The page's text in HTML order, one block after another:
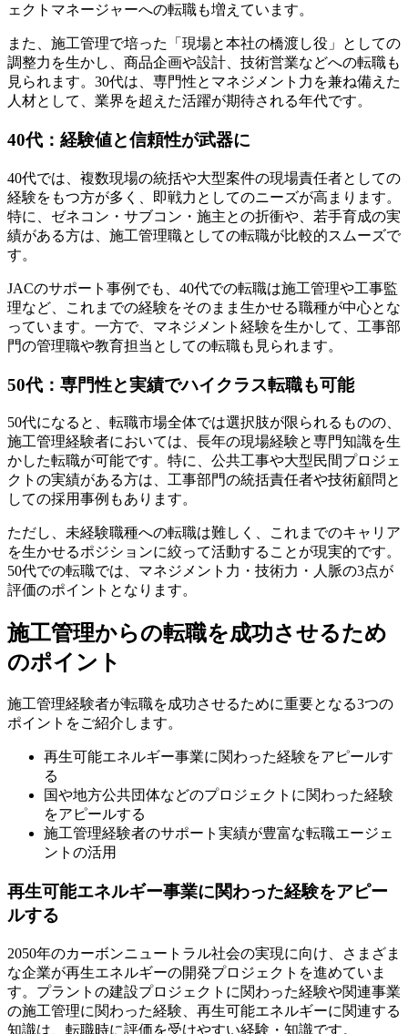
ェクトマネージャーへの転職も増えています。
また、施工管理で培った「現場と本社の橋渡し役」としての
調整力を生かし、商品企画や設計、技術営業などへの転職も
見られます。30代は、専門性とマネジメント力を兼ね備えた
人材として、業界を超えた活躍が期待される年代です。
40代：経験値と信頼性が武器に
40代では、複数現場の統括や大型案件の現場責任者としての
経験をもつ方が多く、即戦力としてのニーズが高まります。
特に、ゼネコン・サブコン・施主との折衝や、若手育成の実
績がある方は、施工管理職としての転職が比較的スムーズで
す。
JACのサポート事例でも、40代での転職は施工管理や工事監
理など、これまでの経験をそのまま生かせる職種が中心とな
っています。一方で、マネジメント経験を生かして、工事部
門の管理職や教育担当としての転職も見られます。
50代：専門性と実績でハイクラス転職も可能
50代になると、転職市場全体では選択肢が限られるものの、
施工管理経験者においては、長年の現場経験と専門知識を生
かした転職が可能です。特に、公共工事や大型民間プロジェ
クトの実績がある方は、工事部門の統括責任者や技術顧問と
しての採用事例もあります。
ただし、未経験職種への転職は難しく、これまでのキャリア
を生かせるポジションに絞って活動することが現実的です。
50代での転職では、マネジメント力・技術力・人脈の3点が
評価のポイントとなります。
施工管理からの転職を成功させるため
のポイント
施工管理経験者が転職を成功させるために重要となる3つの
ポイントをご紹介します。
再生可能エネルギー事業に関わった経験をアピールす
る
国や地方公共団体などのプロジェクトに関わった経験
をアピールする
施工管理経験者のサポート実績が豊富な転職エージェ
ントの活用
再生可能エネルギー事業に関わった経験をアピー
ルする
2050年のカーボンニュートラル社会の実現に向け、さまざま
な企業が再生エネルギーの開発プロジェクトを進めていま
す。プラントの建設プロジェクトに関わった経験や関連事業
の施工管理に関わった経験、再生可能エネルギーに関連する
知識は、転職時に評価を受けやすい経験・知識です。